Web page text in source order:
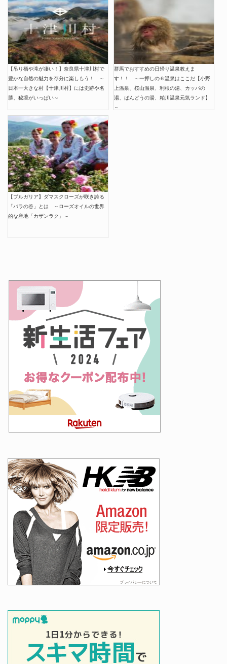
【吊り橋や滝が凄い！】奈良県十津川村で
豊かな自然の魅力を存分に楽しもう！ ～
日本一大きな村【十津川村】には史跡や名
勝、秘境がいっぱい～
群馬でおすすめの日帰り温泉教えま
す！！ ～一押しの６温泉はここだ【小野
上温泉、桜山温泉、利根の湯、カッパの
湯、ばんどうの湯、粕川温泉元気ランド】
～
【ブルガリア】ダマスクローズが咲き誇る
「バラの谷」とは ～ローズオイルの世界
的な産地「カザンラク」～